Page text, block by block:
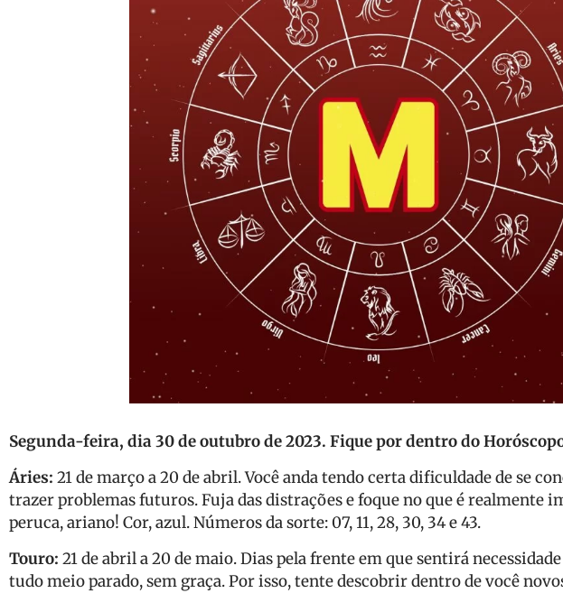
Segunda-feira, dia 30 de outubro de 2023. Fique por dentro do
Áries: 21 de março a 20 de abril. Você anda tendo certa dificuldade de se
trazer problemas futuros. Fuja das distrações e foque no que é realmente
peruca, ariano! Cor, azul. Números da sorte: 07, 11, 28, 30, 34 e 43.
Touro: 21 de abril a 20 de maio. Dias pela frente em que sentirá
tudo meio parado, sem graça. Por isso, tente descobrir dentro de você